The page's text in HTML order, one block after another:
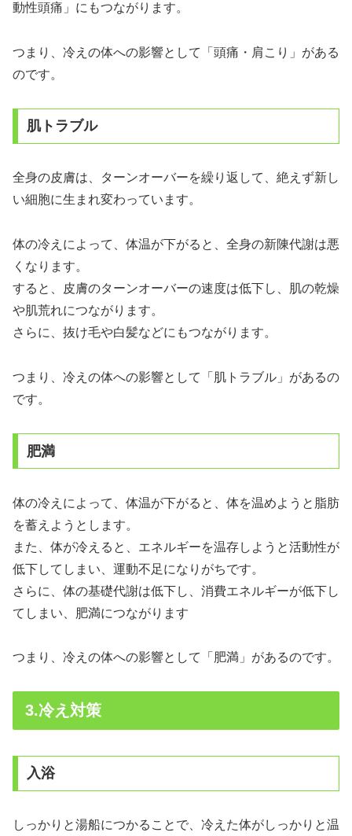
動性頭痛」にもつながります。
つまり、冷えの体への影響として「頭痛・肩こり」がある
のです。
肌トラブル
全身の皮膚は、ターンオーバーを繰り返して、絶えず新し
い細胞に生まれ変わっています。
体の冷えによって、体温が下がると、全身の新陳代謝は悪
くなります。
すると、皮膚のターンオーバーの速度は低下し、肌の乾燥
や肌荒れにつながります。
さらに、抜け毛や白髪などにもつながります。
つまり、冷えの体への影響として「肌トラブル」があるの
です。
肥満
体の冷えによって、体温が下がると、体を温めようと脂肪
を蓄えようとします。
また、体が冷えると、エネルギーを温存しようと活動性が
低下してしまい、運動不足になりがちです。
さらに、体の基礎代謝は低下し、消費エネルギーが低下し
てしまい、肥満につながります
つまり、冷えの体への影響として「肥満」があるのです。
3.冷え対策
入浴
しっかりと湯船につかることで、冷えた体がしっかりと温